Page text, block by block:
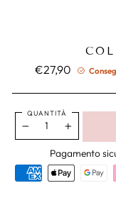
€27,90 Prezzo
QUANTITÀ
+
Pagamento